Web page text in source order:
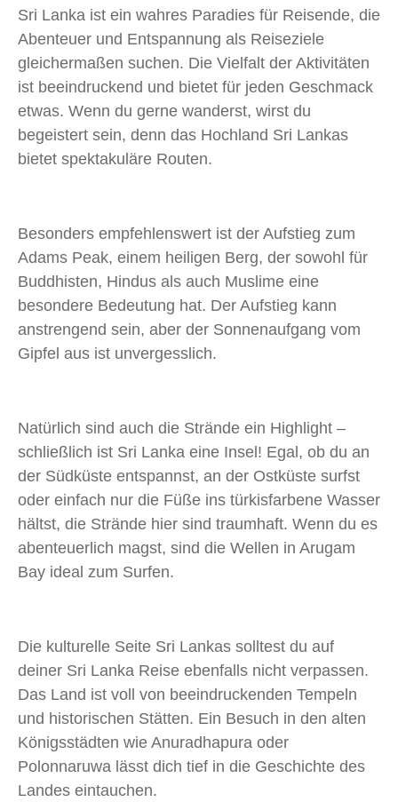
Sri Lanka ist ein wahres Paradies für Reisende, die
Abenteuer und Entspannung als Reiseziele
gleichermaßen suchen. Die Vielfalt der Aktivitäten
ist beeindruckend und bietet für jeden Geschmack
etwas. Wenn du gerne wanderst, wirst du
begeistert sein, denn das Hochland Sri Lankas
bietet spektakuläre Routen.
Besonders empfehlenswert ist der Aufstieg zum
Adams Peak, einem heiligen Berg, der sowohl für
Buddhisten, Hindus als auch Muslime eine
besondere Bedeutung hat. Der Aufstieg kann
anstrengend sein, aber der Sonnenaufgang vom
Gipfel aus ist unvergesslich.
Natürlich sind auch die Strände ein Highlight –
schließlich ist Sri Lanka eine Insel! Egal, ob du an
der Südküste entspannst, an der Ostküste surfst
oder einfach nur die Füße ins türkisfarbene Wasser
hältst, die Strände hier sind traumhaft. Wenn du es
abenteuerlich magst, sind die Wellen in Arugam
Bay ideal zum Surfen.
Die kulturelle Seite Sri Lankas solltest du auf
deiner Sri Lanka Reise ebenfalls nicht verpassen.
Das Land ist voll von beeindruckenden Tempeln
und historischen Stätten. Ein Besuch in den alten
Königsstädten wie Anuradhapura oder
Polonnaruwa lässt dich tief in die Geschichte des
Landes eintauchen.